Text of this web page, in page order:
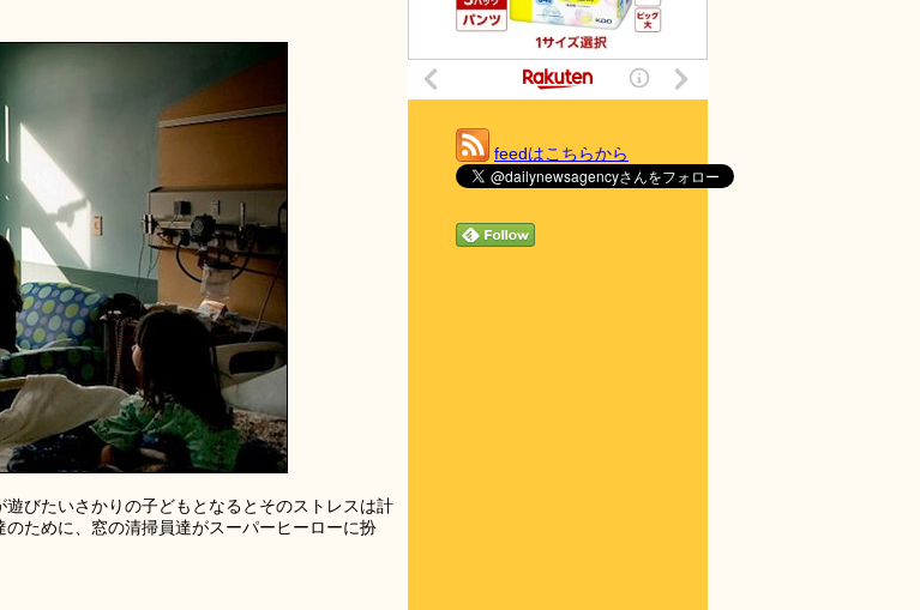
びたいさかりの子どもとなるとそのストレスは計
ために、窓の清掃員達がスーパーヒーローに扮
feedはこちらから